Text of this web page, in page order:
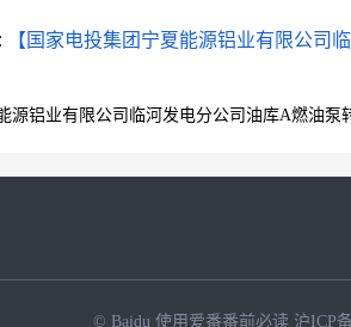
【国家电投集团宁夏能源铝业有限公司
源铝业有限公司临河发电分公司油库A燃油
© Baidu 使用爱番番前必读 沪ICP